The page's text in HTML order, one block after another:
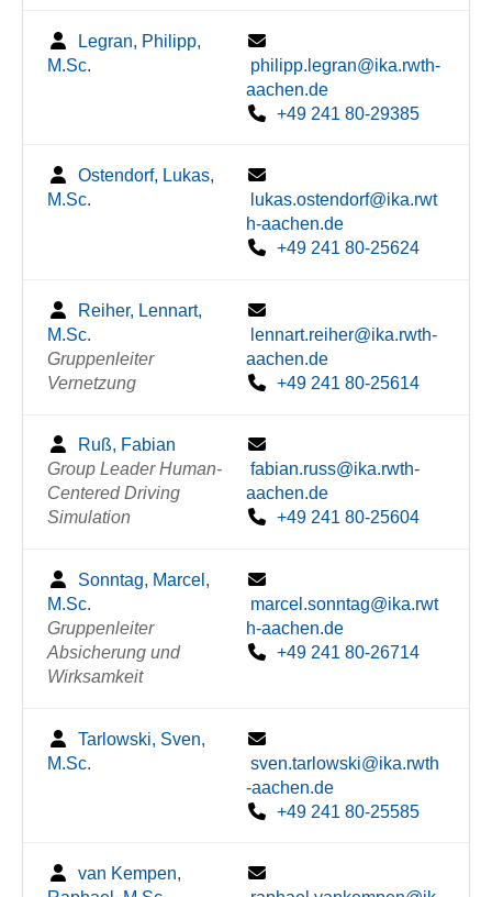
Legran, Philipp,
M.Sc.
philipp.legran@ika.rwth-
aachen.de
+49 241 80-29385
Ostendorf, Lukas,
M.Sc.
lukas.ostendorf@ika.rwt
h-aachen.de
+49 241 80-25624
Reiher, Lennart,
M.Sc.
Gruppenleiter
Vernetzung
lennart.reiher@ika.rwth-
aachen.de
+49 241 80-25614
Ruß, Fabian
Group Leader Human-
Centered Driving
Simulation
fabian.russ@ika.rwth-
aachen.de
+49 241 80-25604
Sonntag, Marcel,
M.Sc.
Gruppenleiter
Absicherung und
Wirksamkeit
marcel.sonntag@ika.rwt
h-aachen.de
+49 241 80-26714
Tarlowski, Sven,
M.Sc.
sven.tarlowski@ika.rwth
-aachen.de
+49 241 80-25585
van Kempen,